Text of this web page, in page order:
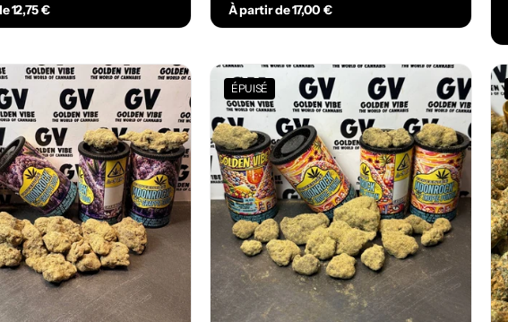
12,75 € À partir de 17,00 €
ÉPUISÉ